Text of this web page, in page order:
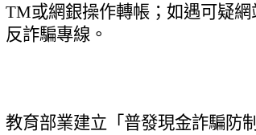
TM或網銀操作轉帳；如遇可疑
反詐騙專線。
教育部業建立「普發現金詐騙防